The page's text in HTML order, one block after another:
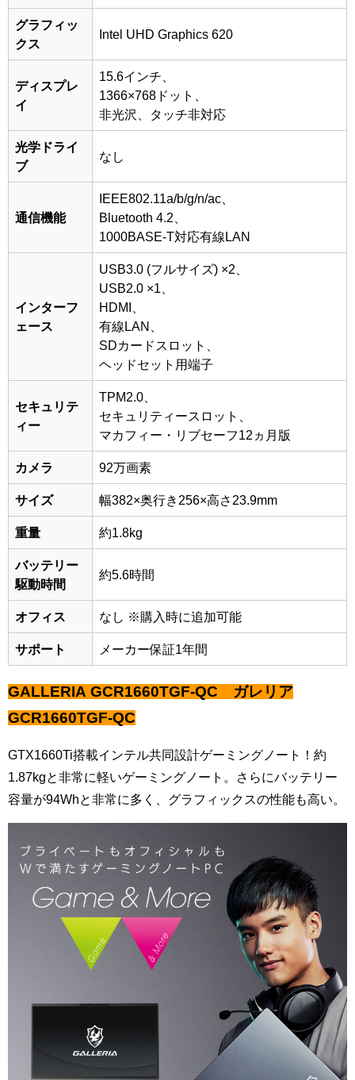
グラフィッ
クス
Intel UHD Graphics 620
ディスプレ
イ
15.6インチ、
1366×768ドット、
非光沢、タッチ非対応
光学ドライ
ブ
なし
通信機能
IEEE802.11a/b/g/n/ac、
Bluetooth 4.2、
1000BASE-T対応有線LAN
インターフ
ェース
USB3.0 (フルサイズ) ×2、
USB2.0 ×1、
HDMI、
有線LAN、
SDカードスロット、
ヘッドセット用端子
セキュリテ
ィー
TPM2.0、
セキュリティースロット、
マカフィー・リブセーフ12ヵ月版
カメラ 92万画素
サイズ 幅382×奥行き256×高さ23.9mm
重量 約1.8kg
バッテリー
駆動時間
約5.6時間
オフィス なし ※購入時に追加可能
サポート メーカー保証1年間
GALLERIA GCR1660TGF-QC ガレリア
GCR1660TGF-QC
GTX1660Ti搭載インテル共同設計ゲーミングノート！ 約
1.87kgと非常に軽いゲーミングノート。さらにバッテリー
容量が94Whと非常に多く、グラフィックスの性能も高い。